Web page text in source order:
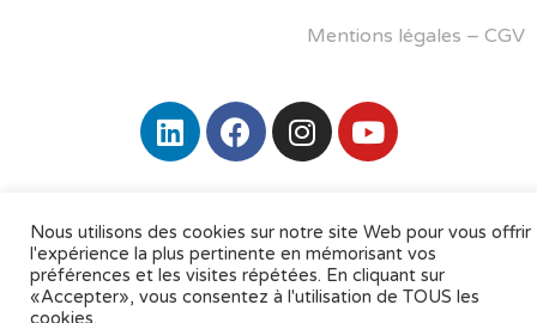
Mentions légales – CGV
Nous utilisons des cookies sur notre site Web pour vous offrir
l'expérience la plus pertinente en mémorisant vos
préférences et les visites répétées. En cliquant sur
«Accepter», vous consentez à l'utilisation de TOUS les
cookies.